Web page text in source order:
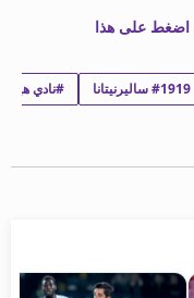
اضغط على هذا
#1919 ساليرنيتانا #نادي